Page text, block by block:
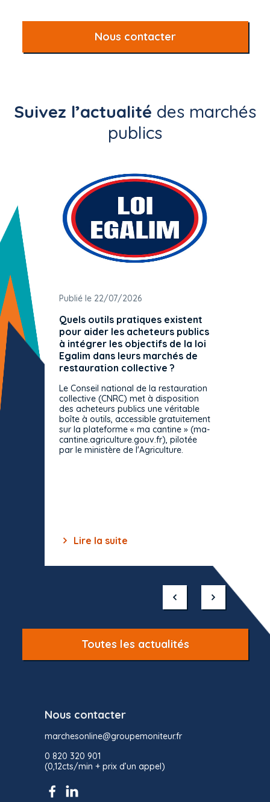
Nous contacter
Suivez l’actualité des marchés
publics
Publié le 22/07/2026
Quels outils pratiques existent
pour aider les acheteurs publics
à intégrer les objectifs de la loi
Egalim dans leurs marchés de
restauration collective ?
Le Conseil national de la restauration
collective (CNRC) met à disposition
des acheteurs publics une véritable
boîte à outils, accessible gratuitement
sur la plateforme « ma cantine » (ma-
cantine.agriculture.gouv.fr), pilotée
par le ministère de l'Agriculture.
Lire la suite
Toutes les actualités
Nous contacter
marchesonline@groupemoniteur.fr
0 820 320 901
(0,12cts/min + prix d’un appel)